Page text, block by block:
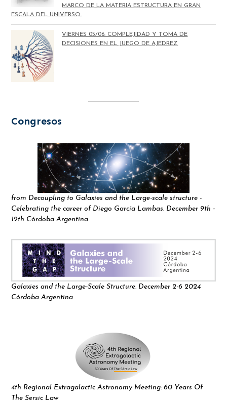
MARCO DE LA MATERIA ESTRUCTURA EN GRAN
ESCALA DEL UNIVERSO.
VIERNES 05/06: COMPLEJIDAD Y TOMA DE
DECISIONES EN EL JUEGO DE AJEDREZ
Congresos
from Decoupling to Galaxies and the Large-scale structure -
Celebrating the career of Diego García Lambas. December 9th -
12th Córdoba Argentina
Galaxies and the Large-Scale Structure. December 2-6 2024
Córdoba Argentina
4th Regional Extragalactic Astronomy Meeting: 60 Years Of
The Sersic Law